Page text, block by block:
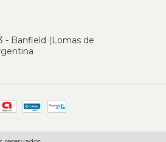
- Banfield (Lomas de